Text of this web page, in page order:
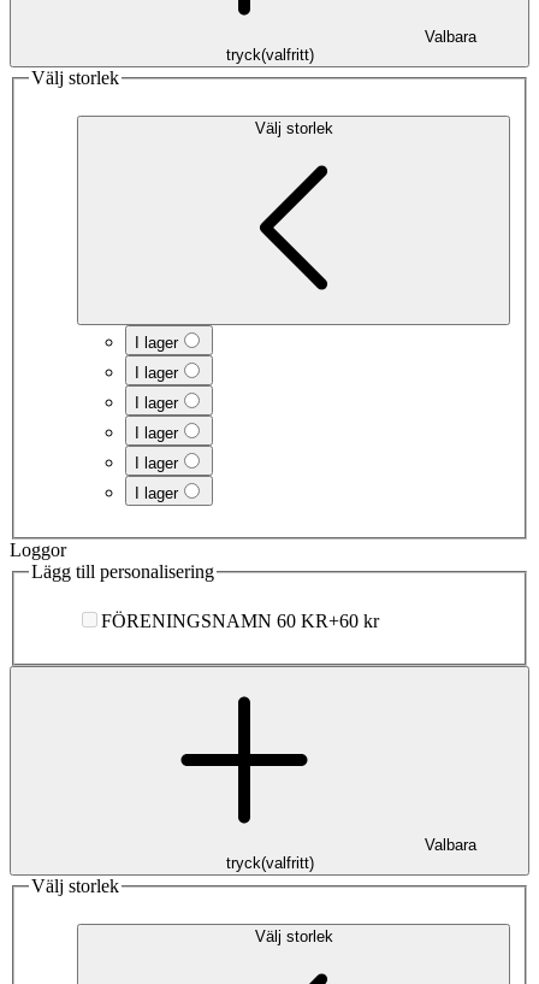
Valbara
tryck(valfritt)
Välj storlek
Välj storlek
I lager
I lager
I lager
I lager
I lager
I lager
Loggor
Lägg till personalisering
FÖRENINGSNAMN 60 KR+60 kr
Valbara
tryck(valfritt)
Välj storlek
Välj storlek